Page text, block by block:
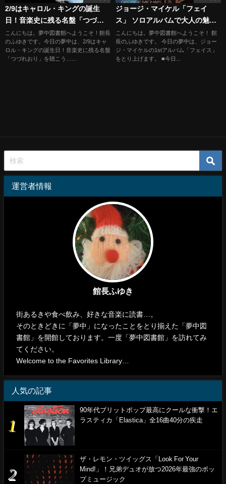
2/9はキャロル・キングの誕生
日！音楽史に残る名盤「つづれ
おり」を聴こう
こんにちは。夢中図書館へようこそ！館長
のふゆきです。今日の夢中は、2/9はキャ
ロル・キングの誕生日！音楽史に残る名盤
「つづれおり」を聴こう…...
ジョージ・マイケル「フェイ
ス」 ソロアルバムで大人の魅力
解放
こんにちは。夢中図書館へようこそ！ 館
長のふゆきです。 今日の夢中は、ジョー
ジ・マイケルの1stアルバム「フェイス」
をとり上げます。 ■今日...
運営者情報
館長ふゆき
街あるきや食べ飲み、好きな音楽に読書…。
そのときどきに「夢中」になったことをとり揃えた「夢中図
書館」を開館しております。一度「夢中図書館」を訪れてみ
てください。
Welcome to the Favorites Library…
人気の記事
90年代ブリットポップ最高にクールな衝撃！エ
ラスティカ「Elastica」全16曲40分の疾走
ザ・レモン・ツイッグス「Look For Your
Mind!」！兄弟デュオが放つ2026年最強のポッ
プミュージック